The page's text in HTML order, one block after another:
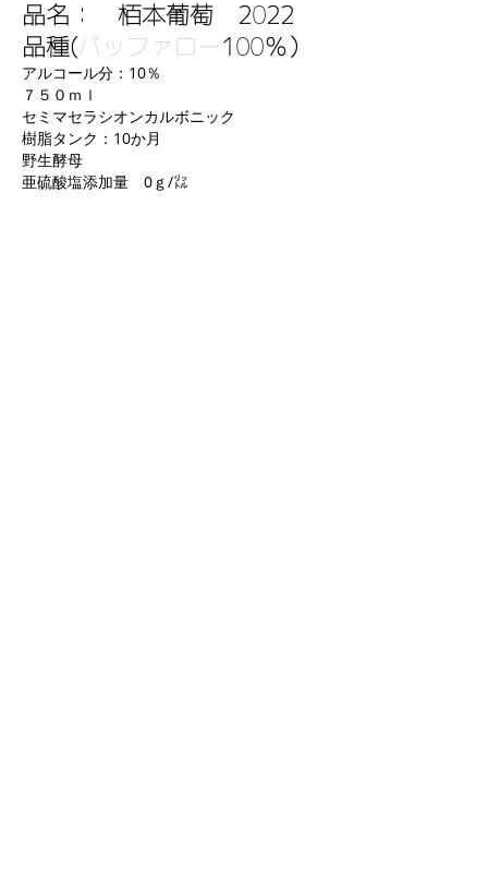
品名： 栢本葡萄 2022
品種(バッファロー100％）
アルコール分：10％
７５０ｍｌ
セミマセラシオンカルボニック
樹脂タンク：10か月
野生酵母
​亜硫酸塩添加量 0ｇ/㍑